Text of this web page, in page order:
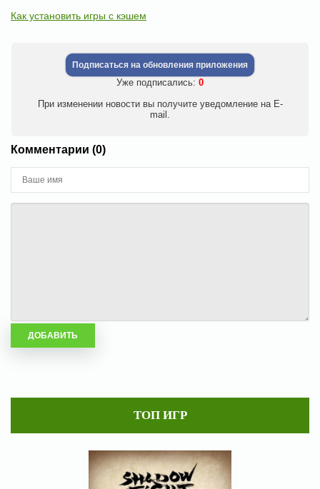
Как установить игры с кэшем
Подписаться на обновления приложения
Уже подписались: 0
При изменении новости вы получите уведомление на E-
mail.
Комментарии (0)
ТОП ИГР